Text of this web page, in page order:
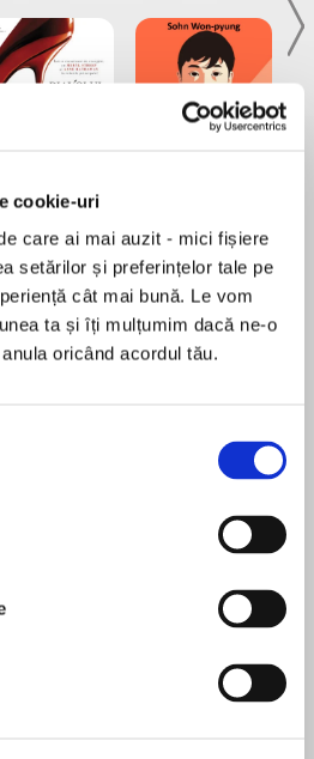
cookie-uri
care ai mai auzit - mici fișiere
setărilor și preferințelor tale pe
cât mai bună. Le vom
ta și îți mulțumim dacă ne-o
oricând acordul tău.
la...
Lauren Weisberger
elemental
author of National Book
compelling characters
debut.”
Times bestselling author
nu există recenzii
in Wenatchee,
her BA from the